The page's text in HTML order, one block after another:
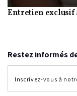
Entretien exclusif
Restez informés